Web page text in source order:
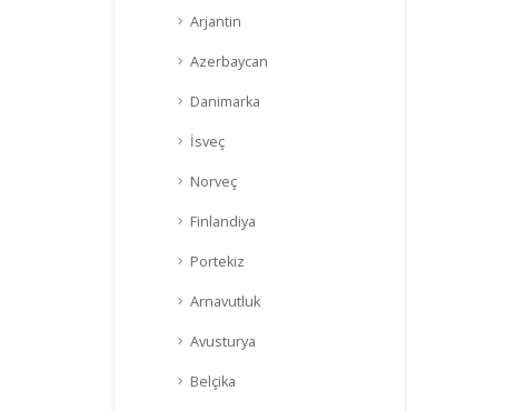
Arjantin
Azerbaycan
Danimarka
İsveç
Norveç
Finlandiya
Portekiz
Arnavutluk
Avusturya
Belçika